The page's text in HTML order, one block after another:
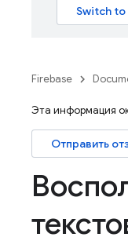
Firebase
Эта информация
Отправить